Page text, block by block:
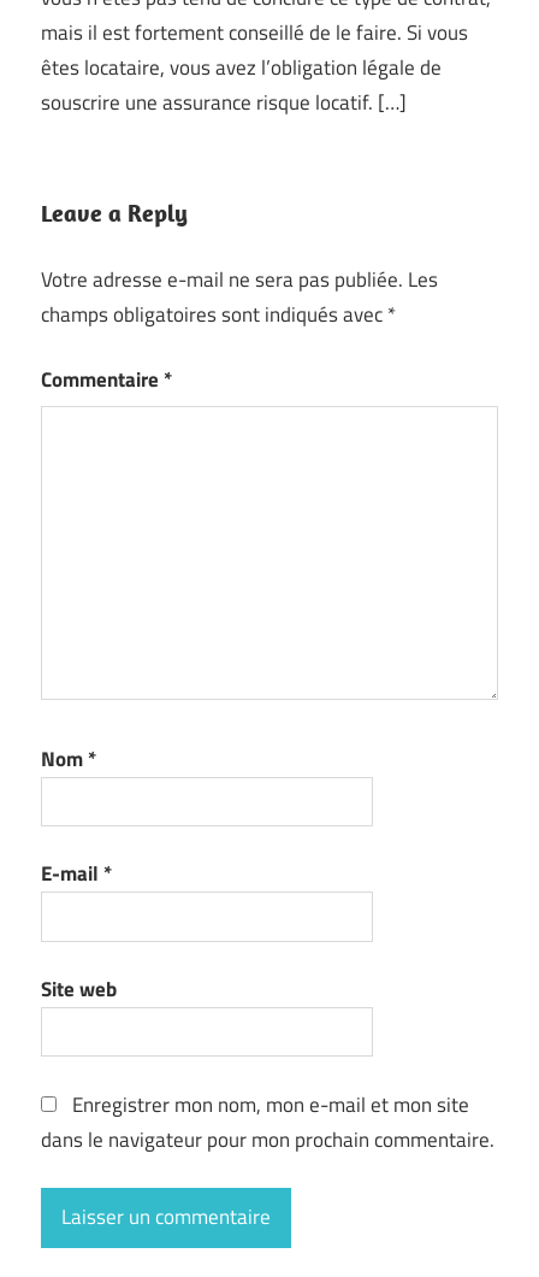
mais il est fortement conseillé de le faire. Si vous
êtes locataire, vous avez l’obligation légale de
souscrire une assurance risque locatif. […]
Leave a Reply
Votre adresse e-mail ne sera pas publiée. Les
champs obligatoires sont indiqués avec*
Commentaire *
Nom*
E-mail *
Site web
Enregistrer mon nom, mon e-mail et mon site
dans le navigateur pour mon prochain commentaire.